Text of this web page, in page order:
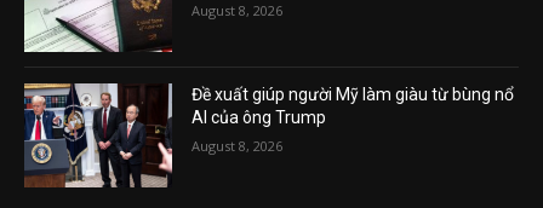
August 8, 2026
Đề xuất giúp người Mỹ làm giàu từ bùng nổ
AI của ông Trump
August 8, 2026